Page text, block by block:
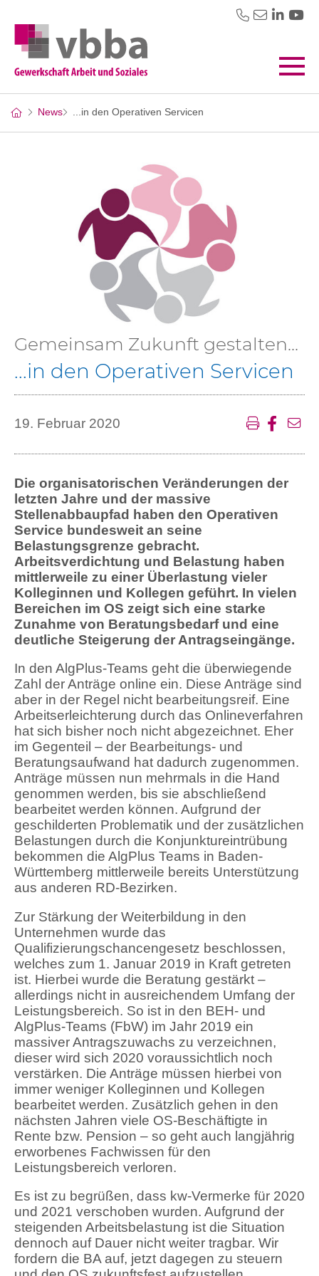
News ...in den Operativen Servicen
Gemeinsam Zukunft gestalten...
...in den Operativen Servicen
19. Februar 2020
Die organisatorischen Veränderungen der
letzten Jahre und der massive
Stellenabbaupfad haben den Operativen
Service bundesweit an seine
Belastungsgrenze gebracht.
Arbeitsverdichtung und Belastung haben
mittlerweile zu einer Überlastung vieler
Kolleginnen und Kollegen geführt. In vielen
Bereichen im OS zeigt sich eine starke
Zunahme von Beratungsbedarf und eine
deutliche Steigerung der Antragseingänge.
In den AlgPlus-Teams geht die überwiegende
Zahl der Anträge online ein. Diese Anträge sind
aber in der Regel nicht bearbeitungsreif. Eine
Arbeitserleichterung durch das Onlineverfahren
hat sich bisher noch nicht abgezeichnet. Eher
im Gegenteil – der Bearbeitungs- und
Beratungsaufwand hat dadurch zugenommen.
Anträge müssen nun mehrmals in die Hand
genommen werden, bis sie abschließend
bearbeitet werden können. Aufgrund der
geschilderten Problematik und der zusätzlichen
Belastungen durch die Konjunktureintrübung
bekommen die AlgPlus Teams in Baden-
Württemberg mittlerweile bereits Unterstützung
aus anderen RD-Bezirken.
Zur Stärkung der Weiterbildung in den
Unternehmen wurde das
Qualifizierungschancengesetz beschlossen,
welches zum 1. Januar 2019 in Kraft getreten
ist. Hierbei wurde die Beratung gestärkt –
allerdings nicht in ausreichendem Umfang der
Leistungsbereich. So ist in den BEH- und
AlgPlus-Teams (FbW) im Jahr 2019 ein
massiver Antragszuwachs zu verzeichnen,
dieser wird sich 2020 voraussichtlich noch
verstärken. Die Anträge müssen hierbei von
immer weniger Kolleginnen und Kollegen
bearbeitet werden. Zusätzlich gehen in den
nächsten Jahren viele OS-Beschäftigte in
Rente bzw. Pension – so geht auch langjährig
erworbenes Fachwissen für den
Leistungsbereich verloren.
Es ist zu begrüßen, dass kw-Vermerke für 2020
und 2021 verschoben wurden. Aufgrund der
steigenden Arbeitsbelastung ist die Situation
dennoch auf Dauer nicht weiter tragbar. Wir
fordern die BA auf, jetzt dagegen zu steuern